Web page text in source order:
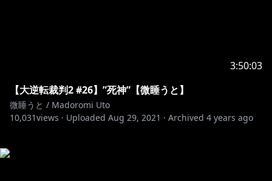
3:50:03
【大逆転裁判2 #26】”死神”【微睡うと】
微睡うと / Madoromi Uto
10,031views · Uploaded Aug 29, 2021 · Archived 4 years ago